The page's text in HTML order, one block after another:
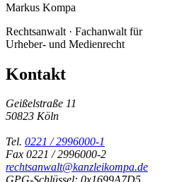
Markus Kompa
Rechtsanwalt · Fachanwalt für
Urheber- und Medienrecht
Kontakt
Geißelstraße 11
50823 Köln
Tel. 0221 / 2996000-1
Fax 0221 / 2996000-2
rechtsanwalt@kanzleikompa.de